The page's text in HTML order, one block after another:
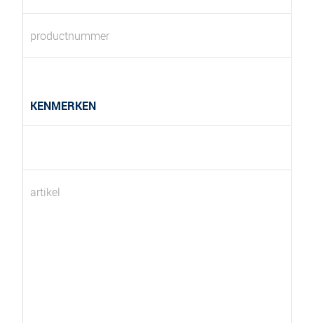
productnummer
KENMERKEN
artikel